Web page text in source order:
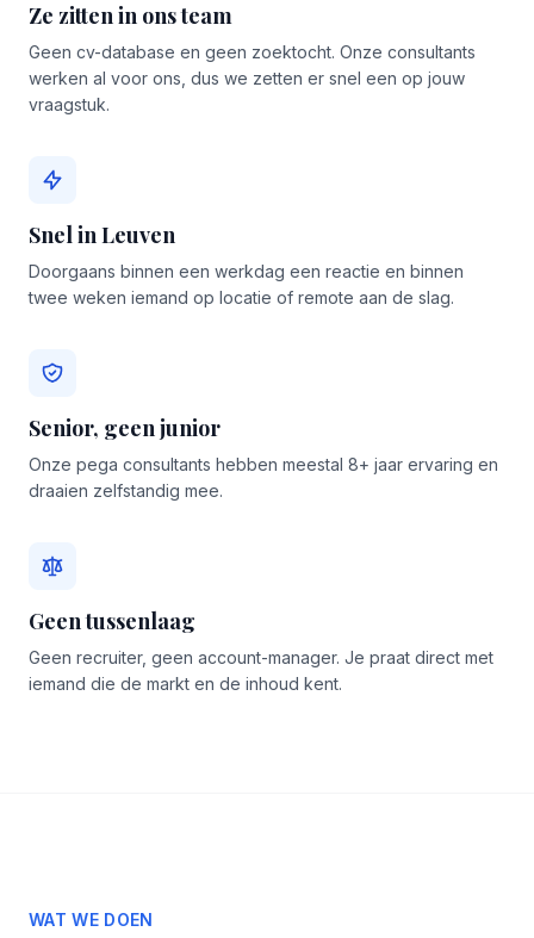
Ze zitten in ons team
Geen cv-database en geen zoektocht. Onze consultants
werken al voor ons, dus we zetten er snel een op jouw
vraagstuk.
Snel in Leuven
Doorgaans binnen een werkdag een reactie en binnen
twee weken iemand op locatie of remote aan de slag.
Senior, geen junior
Onze pega consultants hebben meestal 8+ jaar ervaring en
draaien zelfstandig mee.
Geen tussenlaag
Geen recruiter, geen account-manager. Je praat direct met
iemand die de markt en de inhoud kent.
WAT WE DOEN